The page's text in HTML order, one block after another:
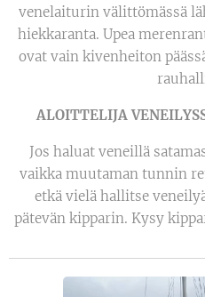
venelaiturin välittömässä
hiekkaranta. Upea
ovat vain kivenheiton
ALOITTELIJA
Jos haluat veneillä
vaikka muutaman tunnin
etkä vielä hallitse
pätevän kipparin. Kysy